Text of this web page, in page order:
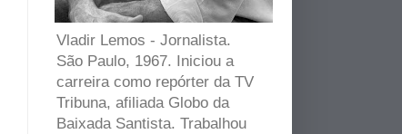
Vladir Lemos - Jornalista.
São Paulo, 1967. Iniciou a
carreira como repórter da TV
Tribuna, afiliada Globo da
Baixada Santista. Trabalhou